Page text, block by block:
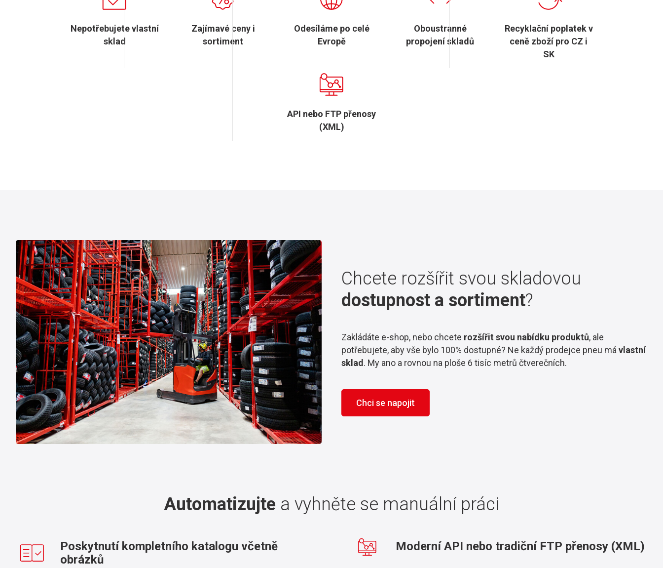
Nepotřebujete vlastní
sklad
Zajímavé ceny i
sortiment
Odesíláme po celé
Evropě
Oboustranné
propojení skladů
Recyklační poplatek v
ceně zboží pro CZ i
SK
API nebo FTP přenosy
(XML)
Chcete rozšířit svou skladovou
dostupnost a sortiment?
Zakládáte e-shop, nebo chcete rozšířit svou nabídku produktů, ale
potřebujete, aby vše bylo 100% dostupné? Ne každý prodejce pneu má vlastní
sklad . My ano a rovnou na ploše 6 tisíc metrů čtverečních.
Chci se napojit
Automatizujte a vyhněte se manuální práci
Poskytnutí kompletního katalogu včetně
obrázků
Moderní API nebo tradiční FTP přenosy (XML)